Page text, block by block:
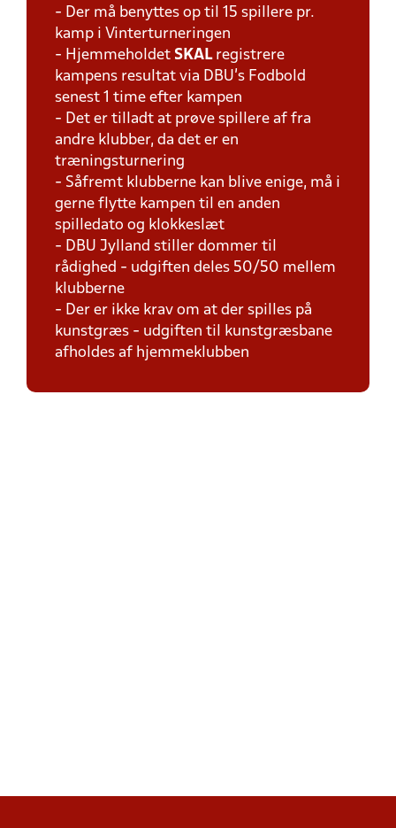
- Der må benyttes op til 15 spillere pr.
kamp i Vinterturneringen
- Hjemmeholdet SKAL registrere
kampens resultat via DBU's Fodbold
senest 1 time efter kampen
- Det er tilladt at prøve spillere af fra
andre klubber, da det er en
træningsturnering
- Såfremt klubberne kan blive enige, må i
gerne flytte kampen til en anden
spilledato og klokkeslæt
- DBU Jylland stiller dommer til
rådighed - udgiften deles 50/50 mellem
klubberne
- Der er ikke krav om at der spilles på
kunstgræs - udgiften til kunstgræsbane
afholdes af hjemmeklubben